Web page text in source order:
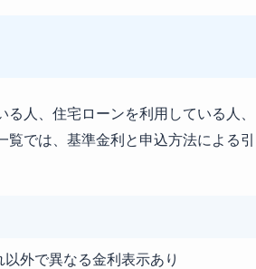
人、住宅ローンを利用している人、
では、基準金利と申込方法による引
外で異なる金利表示あり